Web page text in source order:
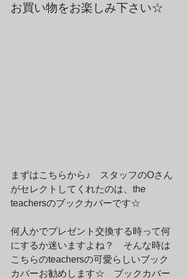
お買い物をお楽しみ下さい☆
まずはこちらから♪　スタッフのOさん
がセレクトしてくれたのは、the
teachersのブックカバーです☆
何人かでプレゼント交換する時って何
にするか迷いますよね？　そんな時は
こちらのteachersの可愛らしいブック
カバーお勧めします☆　ブックカバー